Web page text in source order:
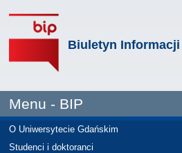
Biuletyn
Menu - BIP
O Uniwersytecie Gdańskim
Studenci i doktoranci